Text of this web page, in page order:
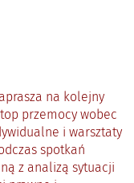
na kolejny
przemocy wobec
i warsztaty
spotkań
z analizą sytuacji